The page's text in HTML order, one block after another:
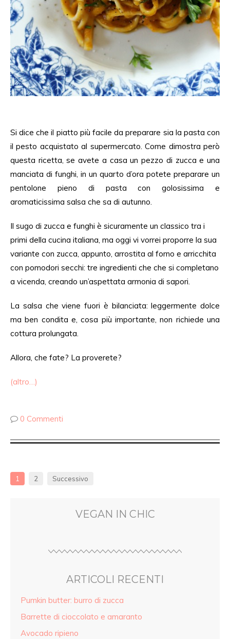
Si dice che il piatto più facile da preparare sia la pasta con
il pesto acquistato al supermercato. Come dimostra però
questa ricetta, se avete a casa un pezzo di zucca e una
manciata di funghi, in un quarto d’ora potete preparare un
pentolone pieno di pasta con golosissima e
aromaticissima salsa che sa di autunno.
Il sugo di zucca e funghi è sicuramente un classico tra i
primi della cucina italiana, ma oggi vi vorrei proporre la sua
variante con zucca, appunto, arrostita al forno e arricchita
con pomodori secchi: tre ingredienti che che si completano
a vicenda, creando un’aspettata armonia di sapori.
La salsa che viene fuori è bilanciata: leggermente dolce
ma ben condita e, cosa più importante, non richiede una
cottura prolungata.
Allora, che fate? La proverete?
(altro…)
0 Commenti
1 2 Successivo
VEGAN IN CHIC
ARTICOLI RECENTI
Pumkin butter: burro di zucca
Barrette di cioccolato e amaranto
Avocado ripieno